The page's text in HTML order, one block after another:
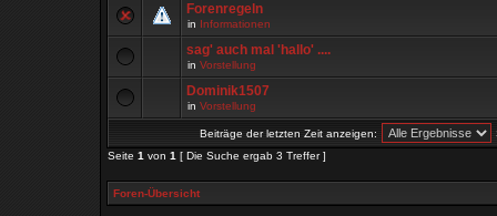
Forenregeln
in Informationen
sag' auch mal 'hallo' ....
in Vorstellung
Dominik1507
in Vorstellung
Beiträge der letzten Zeit anzeigen:
Seite 1 von 1 [ Die Suche ergab 3 Treffer ]
Foren-Übersicht